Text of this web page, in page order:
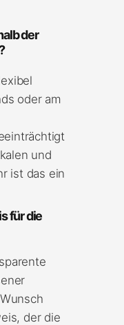
der
oder am
und
ist das ein
für die
der die